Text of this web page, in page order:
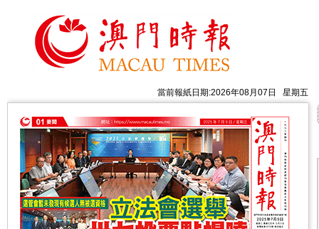
當前報紙日期:2026年08月07日 星期五